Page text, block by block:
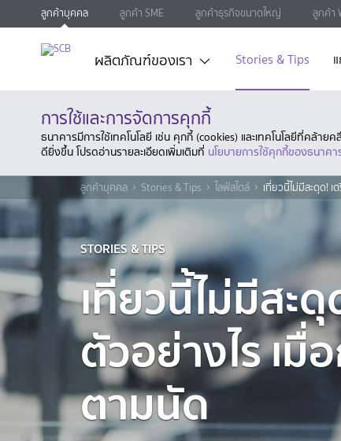
ลูกค้าบุคคล ลูกค้า SME ลูกค้าธุรกิจขนาดใหญ่ ลูกค้า
ผลิตภัณฑ์ของเรา Stories & Tips
การใช้และการจัดการคุกกี้
ธนาคารมีการใช้เทคโนโลยี เช่น คุกกี้ (cookies) และเทคโนโลยีที่คล้า
ดียิ่งขึ้น โปรดอ่านรายละเอียดเพิ่มเติมที่ นโยบายการใช้คุกกี้ของธนาคา
ลูกค้าบุคคล Stories & Tips ไลฟ์สไตล์ เที่ยวนี้ไม่มีสะดุด! เ
STORIES & TIPS
เที่ยวนี้ไม่มีสะ
ตัวอย่างไร เมื่
ตามนัด